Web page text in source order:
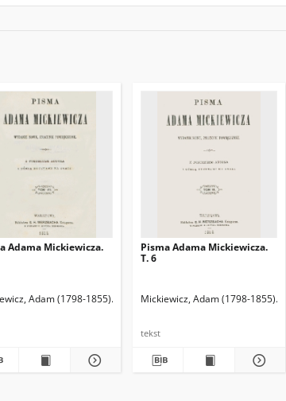
Adama Mickiewicza.
Adam (1798-1855) Merzbach, Ludwik (1820-1890). Wyd.
Pisma Adama Mickiewicza.
T. 6
Mickiewicz, Adam (1798-1855)
tekst